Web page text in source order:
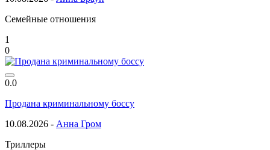
Семейные отношения
1
0
0.0
Продана криминальному боссу
10.08.2026 - Анна Гром
Триллеры